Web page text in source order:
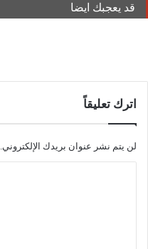
قد يعجبك ايضا
اترك تعليقاً
لن يتم نشر عنوان بريدك الإلكتروني.